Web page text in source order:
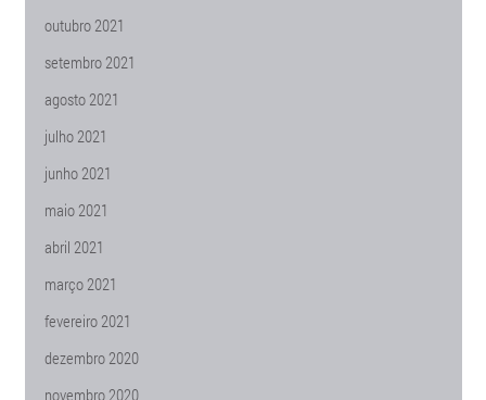
outubro 2021
setembro 2021
agosto 2021
julho 2021
junho 2021
maio 2021
abril 2021
março 2021
fevereiro 2021
dezembro 2020
novembro 2020